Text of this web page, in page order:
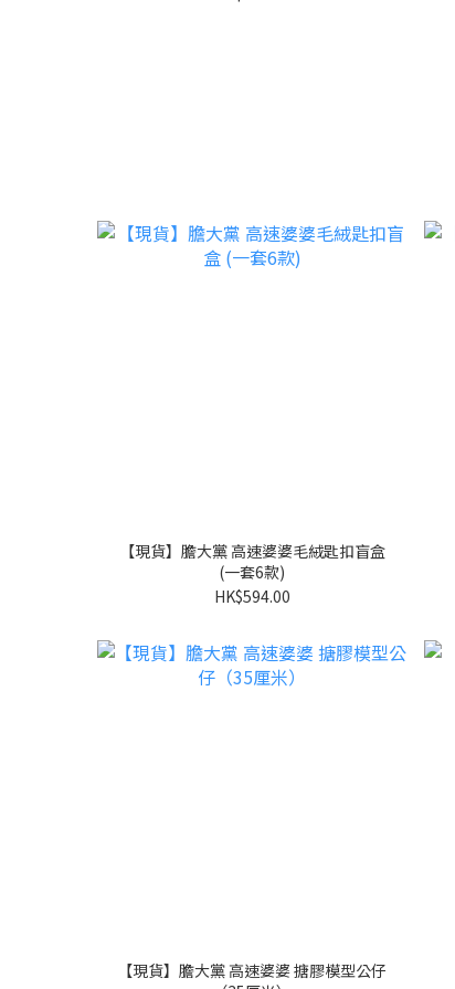
【現貨】膽大黨 高速婆婆毛絨匙扣盲盒
(一套6款)
HK$594.00
【現貨】膽大黨 高速婆婆 搪膠模型公仔